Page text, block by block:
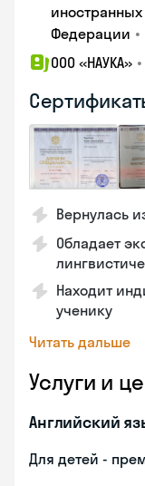
Федерации •
ООО «НАУКА» •
Вернулась
Обладает
Находит
ученику
Читать дальше
Услуги и
Английский
Для детей -